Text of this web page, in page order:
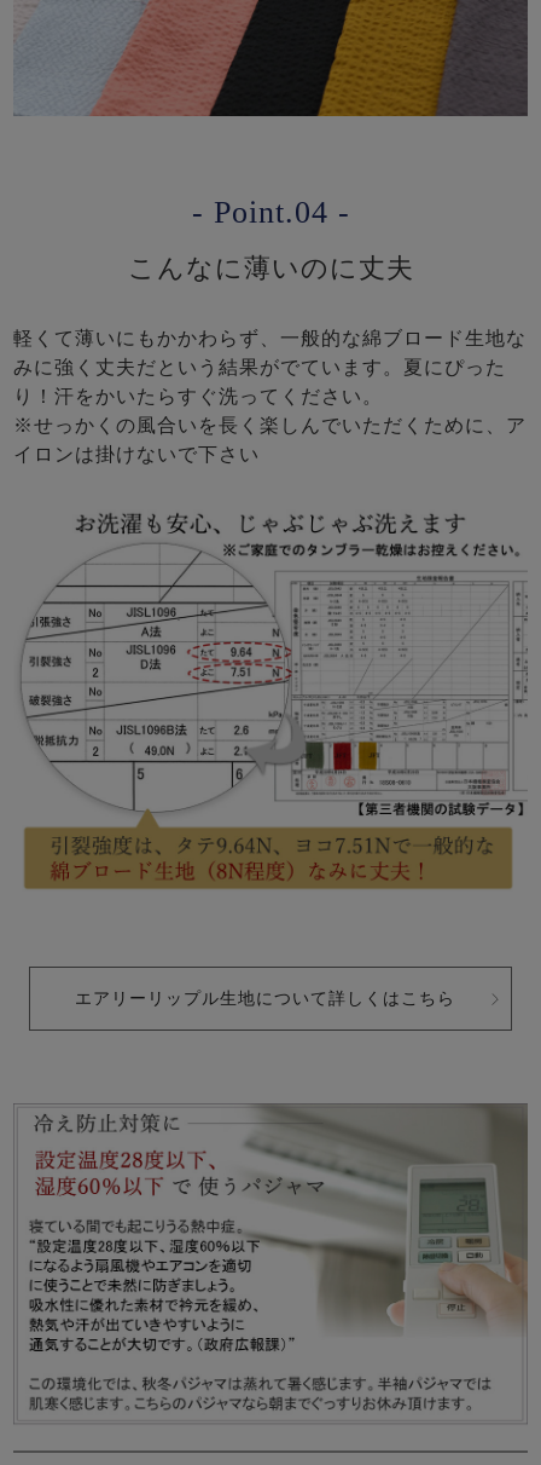
- Point.04 -
こんなに薄いのに丈夫
軽くて薄いにもかかわらず、一般的な綿ブロード生地な
みに強く丈夫だという結果がでています。夏にぴった
り！汗をかいたらすぐ洗ってください。
※せっかくの風合いを長く楽しんでいただくために、ア
イロンは掛けないで下さい
エアリーリップル生地について詳しくはこちら